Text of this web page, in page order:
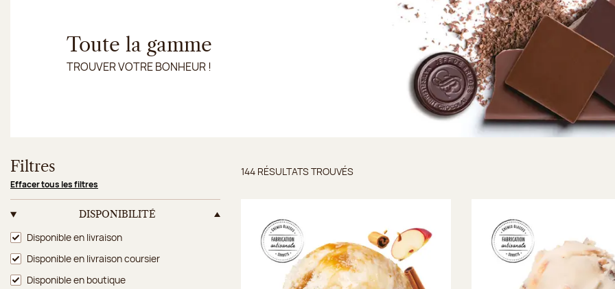
Toute la gamme
TROUVER VOTRE BONHEUR !
Filtres
Effacer tous les filtres
DISPONIBILITÉ
Disponibilité
Disponible en livraison
Disponible en livraison coursier
Disponible en boutique
Résultats trouvés
144 RÉSULTATS TROUVÉS